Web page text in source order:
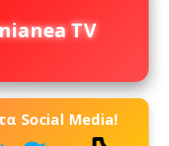
TV
Social Media!